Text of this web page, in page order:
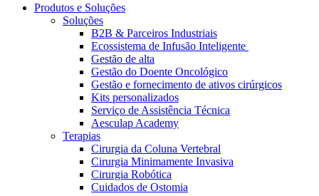
Catálogo de Produtos
Encontre o produto que procura. Visite o catálogo de produtos
da B. Braun com o nosso portfólio completo.
Centro de Inovação
Produtos e Soluções
Soluções
B2B & Parceiros Industriais
Ecossistema de Infusão Inteligente
Gestão de alta
Gestão do Doente Oncológico
Gestão e fornecimento de ativos cirúrgicos
Kits personalizados
Serviço de Assistência Técnica
Aesculap Academy
Terapias
Cirurgia da Coluna Vertebral
Cirurgia Minimamente Invasiva
Cirurgia Robótica
Cuidados de Ostomia